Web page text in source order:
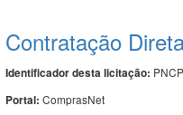
Contratação
Identificador desta licitação:
Portal: ComprasNet